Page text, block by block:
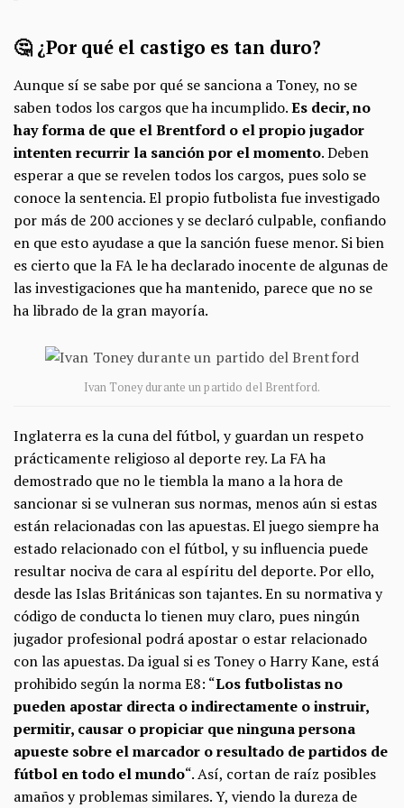
🤔 ¿Por qué el castigo es tan duro?
Aunque sí se sabe por qué se sanciona a Toney, no se
saben todos los cargos que ha incumplido.Es decir, no
hay forma de que el Brentford o el propio jugador
intenten recurrir la sanción por el momento. Deben
esperar a que se revelen todos los cargos, pues solo se
conoce la sentencia. El propio futbolista fue investigado
por más de 200 acciones y se declaró culpable, confiando
en que esto ayudase a que la sanción fuese menor. Si bien
es cierto que la FA le ha declarado inocente de algunas de
las investigaciones que ha mantenido, parece que no se
ha librado de la gran mayoría.
Ivan Toney durante un partido del Brentford.
Inglaterra es la cuna del fútbol, y guardan un respeto
prácticamente religioso al deporte rey. La FA ha
demostrado que no le tiembla la mano a la hora de
sancionar si se vulneran sus normas, menos aún si estas
están relacionadas con las apuestas. El juego siempre ha
estado relacionado con el fútbol, y su influencia puede
resultar nociva de cara al espíritu del deporte. Por ello,
desde las Islas Británicas son tajantes. En su normativa y
código de conducta lo tienen muy claro, pues ningún
jugador profesional podrá apostar o estar relacionado
con las apuestas. Da igual si es Toney o Harry Kane, está
prohibido según la norma E8: “Los futbolistas no
pueden apostar directa o indirectamente o instruir,
permitir, causar o propiciar que ninguna persona
apueste sobre el marcador o resultado de partidos de
fútbol en todo el mundo“. Así, cortan de raíz posibles
amaños y problemas similares. Y, viendo la dureza de